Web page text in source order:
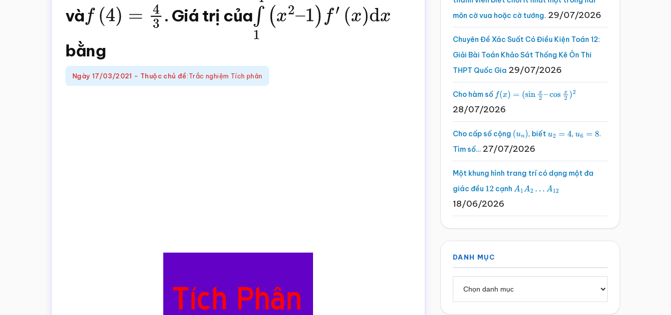
nghiệm
online
và f( 4)= 43 . Giá trị của 14(x2–1) f′( x)dx
bằng
Ngày 17/03/2021 - Thuộc chủ đề:Trắc nghiệm Tích phân
môn cờ vua hoặc cờ tướng. 29/07/2026
Chuyên Đề Xác Suất Có Điều Kiện Toán 12:
Giải Bài Toán Khảo Sát Thống Kê Ôn Thi
THPT Quốc Gia 29/07/2026
Cho hàm số f(x)=(sinx2 –cosx2 )2
28/07/2026
Cho cấp số cộng (un), biếtu2 =4 , u6 =8
.
Tìm số… 27/07/2026
Một khung hình trang trí có dạng một đa
giác đều 12 cạnh A1A2…A 12
18/06/2026
DANH MỤC